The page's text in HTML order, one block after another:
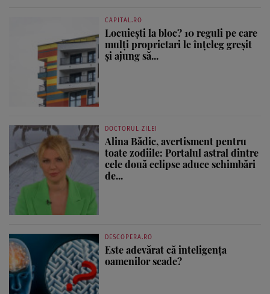
CAPITAL.RO
Locuiești la bloc? 10 reguli pe care
mulți proprietari le înțeleg greșit
și ajung să...
DOCTORUL ZILEI
Alina Bădic, avertisment pentru
toate zodiile: Portalul astral dintre
cele două eclipse aduce schimbări
de...
DESCOPERA.RO
Este adevărat că inteligența
oamenilor scade?